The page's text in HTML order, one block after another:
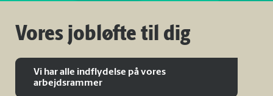
Vores jobløfte til dig
Vi har alle indflydelse på vores
arbejdsrammer